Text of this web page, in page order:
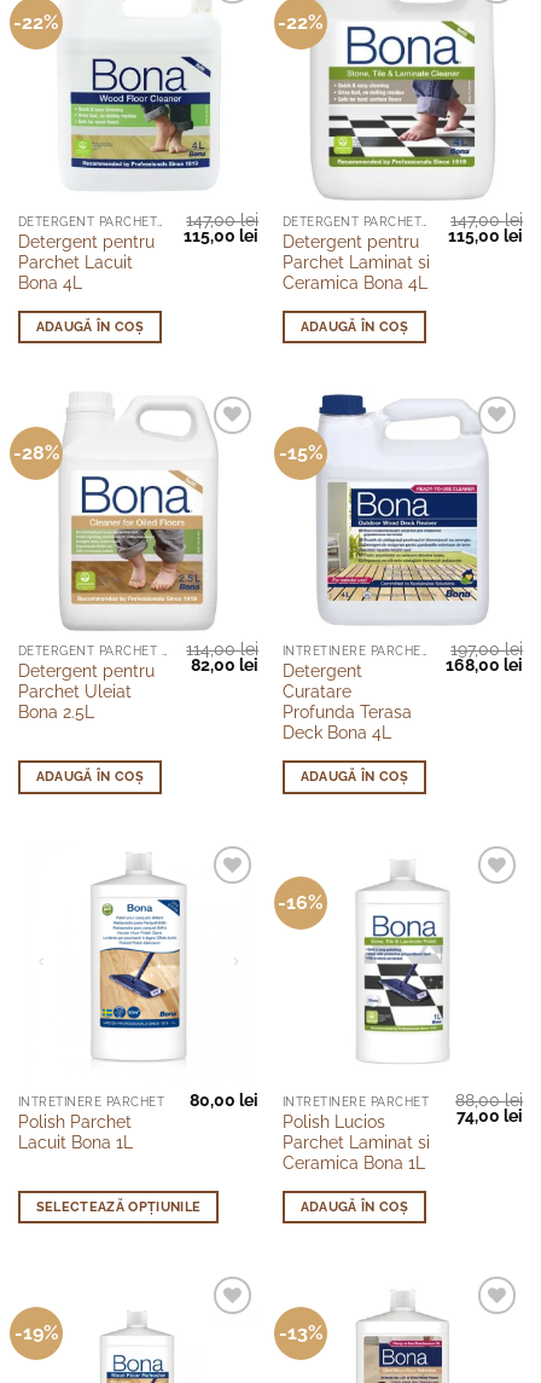
-22%
Detergent pentru
Parchet Lacuit
Bona 4L
147,00lei
Prețul
inițial
115,00 lei Prețul
curent
este:
115,00 lei.
ADAUGĂ ÎN COȘ
-22%
Detergent pentru
Parchet Laminat si
Ceramica Bona 4L
147,00lei
Prețul
inițial
115,00 lei
ADAUGĂ ÎN COȘ
-28%
DETERGENT PARCHET ULEIAT
Detergent pentru
Parchet Uleiat
Bona 2.5L
114,00lei
Prețul
inițial
82,00lei Prețul
curent
este:
82,00 lei.
ADAUGĂ ÎN COȘ
-15%
INTRETINERE PARCHET
Detergent
Curatare
Profunda Terasa
Deck Bona 4L
197,00lei
Prețul
inițial
168,00lei
ADAUGĂ ÎN COȘ
INTRETINERE PARCHET
Polish Parchet
Lacuit Bona 1L
80,00 lei
SELECTEAZĂ OPȚIUNILE
Acest
produs
are
multe
fi
alese
în
-16%
INTRETINERE PARCHET
Polish Lucios
Parchet Laminat si
Ceramica Bona 1L
88,00lei
Prețul
inițial
74,00 lei
ADAUGĂ ÎN COȘ
-19% -13%